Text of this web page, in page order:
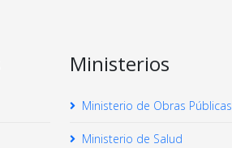
Ministerios
Ministerio de Obras Públicas
Ministerio de Salud